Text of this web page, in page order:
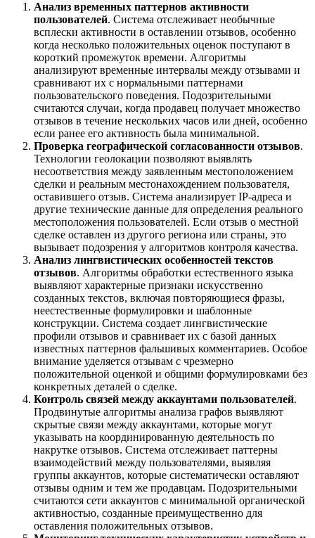
Анализ временных паттернов активности
пользователей. Система отслеживает необычные
всплески активности в оставлении отзывов, особенно
когда несколько положительных оценок поступают в
короткий промежуток времени. Алгоритмы
анализируют временные интервалы между отзывами и
сравнивают их с нормальными паттернами
пользовательского поведения. Подозрительными
считаются случаи, когда продавец получает множество
отзывов в течение нескольких часов или дней, особенно
если ранее его активность была минимальной.
Проверка географической согласованности отзывов.
Технологии геолокации позволяют выявлять
несоответствия между заявленным местоположением
сделки и реальным местонахождением пользователя,
оставившего отзыв. Система анализирует IP-адреса и
другие технические данные для определения реального
местоположения пользователей. Если отзыв о местной
сделке оставлен из другого региона или страны, это
вызывает подозрения у алгоритмов контроля качества.
Анализ лингвистических особенностей текстов
отзывов. Алгоритмы обработки естественного языка
выявляют характерные признаки искусственно
созданных текстов, включая повторяющиеся фразы,
неестественные формулировки и шаблонные
конструкции. Система создает лингвистические
профили отзывов и сравнивает их с базой данных
известных паттернов фальшивых комментариев. Особое
внимание уделяется отзывам с чрезмерно
положительной оценкой и общими формулировками без
конкретных деталей о сделке.
Контроль связей между аккаунтами пользователей.
Продвинутые алгоритмы анализа графов выявляют
скрытые связи между аккаунтами, которые могут
указывать на координированную деятельность по
накрутке отзывов. Система отслеживает паттерны
взаимодействий между пользователями, выявляя
группы аккаунтов, которые систематически оставляют
отзывы одним и тем же продавцам. Подозрительными
считаются сети аккаунтов с минимальной органической
активностью, созданные преимущественно для
оставления положительных отзывов.